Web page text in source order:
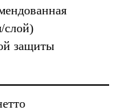
слой)
защиты